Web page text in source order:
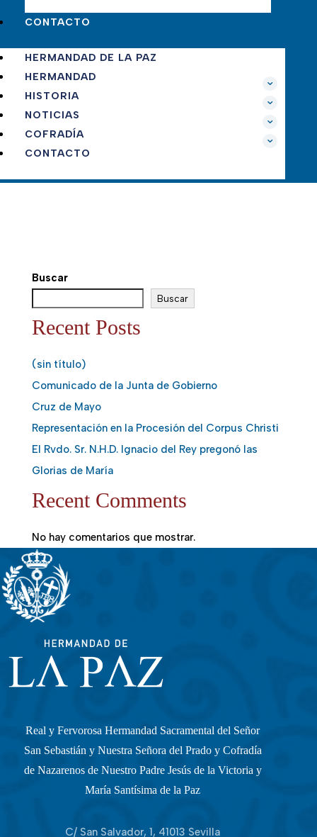
CONTACTO
HERMANDAD DE LA PAZ
HERMANDAD
HISTORIA
NOTICIAS
COFRADÍA
CONTACTO
Buscar
Buscar
Recent Posts
(sin título)
Comunicado de la Junta de Gobierno
Cruz de Mayo
Representación en la Procesión del Corpus Christi
El Rvdo. Sr. N.H.D. Ignacio del Rey pregonó las
Glorias de María
Recent Comments
No hay comentarios que mostrar.
Real y Fervorosa Hermandad Sacramental del Señor
San Sebastián y Nuestra Señora del Prado y Cofradía
de Nazarenos de Nuestro Padre Jesús de la Victoria y
María Santísima de la Paz
C/ San Salvador, 1, 41013 Sevilla